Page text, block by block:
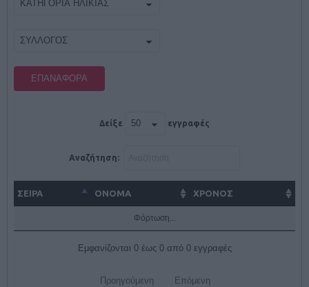
ΕΠΑΝΑΦΟΡΆ
Δείξε εγγραφές
Αναζήτηση:
ΣΕΙΡΑ ΌΝΟΜΑ ΧΡΟΝΟΣ
Φόρτωση...
Εμφανίζονται 0 έως 0 από 0 εγγραφές
Προηγούμενη Επόμενη